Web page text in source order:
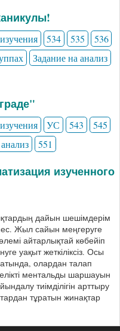
534 535
536
Задание на анализ
УС 543
545
551
изученного
дайын шешімдерім
Жыл сайын меңгеруге
айтарлықтай көбейіп
уақыт жеткіліксіз. Осы
олардан талап
ментальды шаршауын
тиімділігін арттыру
тұратын жинақтар